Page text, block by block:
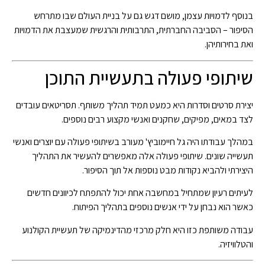
בנוסף לדמויות עצמן, מושם דגש גם על בניית העולם שבו מתרחש
הסיפור – הסביבה החברתית, התרבותית והרגשית שמעצבת את הדמויות
ואת בחירותיהן.
שיתופי פעולה בתעשיית התוכן
יצירת סרטים וסדרות היא כמעט תמיד תהליך משותף. תסריטאים עובדים
לצד במאים, מפיקים, שחקנים ואנשי מקצוע רבים נוספים.
במהלך עבודתו היה גל חיימוביץ' מעורב בשיתופי פעולה עם יוצרים ואנשי
תעשייה שונים. שיתופי פעולה אלה מאפשרים להעשיר את התהליך
היצירתי ולהביא נקודות מבט נוספות אל תוך הסיפור.
לעיתים רעיון שמתחיל במחשבה אחת יכול להתפתח לכיוונים חדשים
כאשר הוא נבחן על ידי אנשים נוספים בתהליך הפיתוח.
עבודה משותפת כזו היא חלק מרכזי מהדינמיקה של תעשיית הקולנוע
והטלוויזיה.